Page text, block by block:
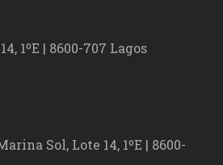
1ºE | 8600-707 Lagos
Sol, Lote 14, 1ºE | 8600-